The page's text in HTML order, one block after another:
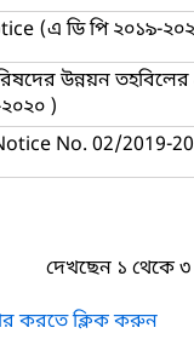
(এ ডি পি ২০১৯-
উন্নয়ন তহবিলের
)
No. 02/2019-20
দেখছেন ১ থেকে ৩
করতে ক্লিক করুন